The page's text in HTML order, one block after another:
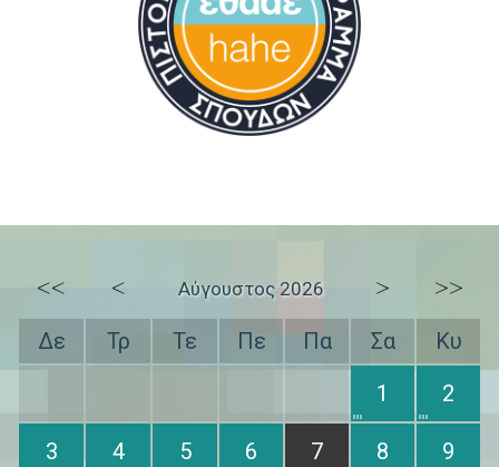
<< < Αύγουστος 2026 > >>
Δε Τρ Τε Πε Πα Σα
Κυ
1
2
3 4 5 6 7 8 9